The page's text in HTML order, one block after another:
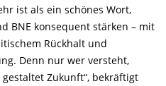
ist als ein schönes Wort,
BNE konsequent stärken – mit
Rückhalt und
Denn nur wer versteht,
Zukunft“, bekräftigt